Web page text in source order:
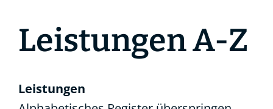
Leistungen A-Z
Leistungen